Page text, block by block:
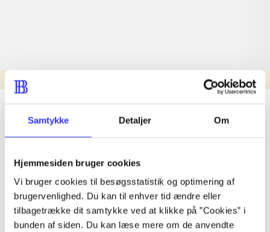
Samtykke Detaljer Om
Hjemmesiden bruger cookies
Vi bruger cookies til besøgsstatistik og optimering af
brugervenlighed. Du kan til enhver tid ændre eller
tilbagetrække dit samtykke ved at klikke på ”Cookies” i
bunden af siden. Du kan læse mere om de anvendte
Nyhed
lorem ipsum dolor sit amet ...
lorem ipsum dolor sit amet ...
lorem ipsum dolor sit amet ...
lorem ipsum dolor sit amet ...
lorem ipsum dolor sit amet ...